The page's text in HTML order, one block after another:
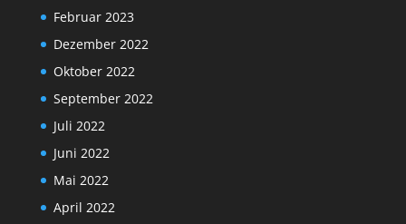
Februar 2023
Dezember 2022
Oktober 2022
September 2022
Juli 2022
Juni 2022
Mai 2022
April 2022